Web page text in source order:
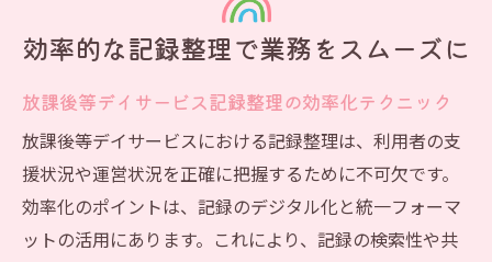
効率的な記録整理で業務をスムーズに
放課後等デイサービス記録整理の効率化テクニック
放課後等デイサービスにおける記録整理は、利用者の支
援状況や運営状況を正確に把握するために不可欠です。
効率化のポイントは、記録のデジタル化と統一フォーマ
ットの活用にあります。これにより、記録の検索性や共